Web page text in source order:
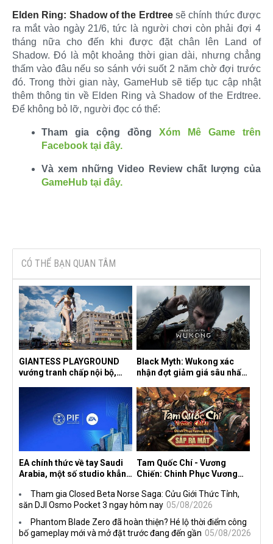
Elden Ring: Shadow of the Erdtreesẽ chính thức được
ra mắt vào ngày 21/6, tức là người chơi còn phải đợi 4
tháng nữa cho đến khi được đặt chân lên Land of
Shadow. Đó là một khoảng thời gian dài, nhưng chẳng
thấm vào đâu nếu so sánh với suốt 2 năm chờ đợi trước
đó. Trong thời gian này, GameHub sẽ tiếp tục cập nhật
thêm thông tin về Elden Ring và Shadow of the Erdtree.
Để không bỏ lỡ, người đọc có thể:​
Tham gia cộng đồng Xóm Mê Game trên
Facebook tại đây.
Và xem những Video Review chất lượng của
GameHub tại đây.
CÓ THỂ BẠN QUAN TÂM
GIANTESS PLAYGROUND
vướng tranh chấp nội bộ,
ngầm chiếm đoạt doanh thu
Black Myth: Wukong xác
nhận đợt giảm giá sâu nhất
trên mọi nền tảng
EA chính thức về tay Saudi
Arabia, một số studio khẳng
lược DEI
Tam Quốc Chí - Vương
Chiến: Chinh Phục Vương
sáu thị trường Đông Nam Á
Tham gia Closed Beta Norse Saga: Cửu Giới Thức Tỉnh,
săn DJI Osmo Pocket 3 ngay hôm nay 05/08/2026
Phantom Blade Zero đã hoàn thiện? Hé lộ thời điểm công
bố gameplay mới và mở đặt trước đang đến gần 05/08/2026